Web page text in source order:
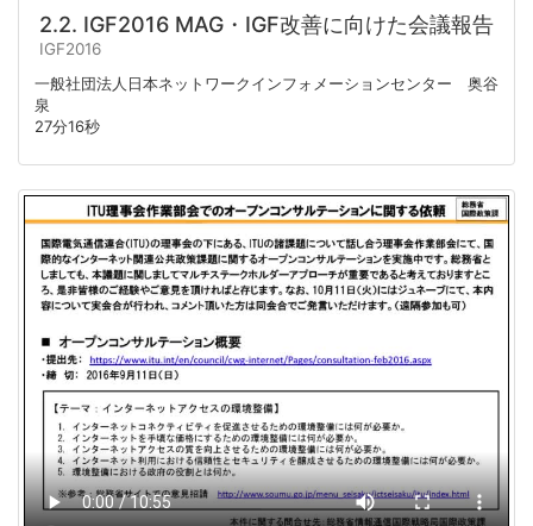
2.2. IGF2016 MAG・IGF改善に向けた会議報告
IGF2016
一般社団法人日本ネットワークインフォメーションセンター 奥谷
泉
27分16秒